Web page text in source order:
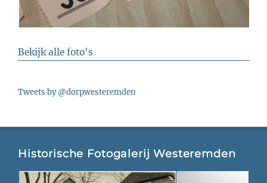
Bekijk alle foto's
Tweets by @dorpwesteremden
Historische Fotogalerij Westeremden